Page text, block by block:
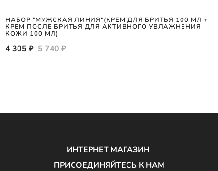
НАБОР "МУЖСКАЯ ЛИНИЯ"(КРЕМ ДЛЯ БРИТЬЯ 100 МЛ +
КРЕМ ПОСЛЕ БРИТЬЯ ДЛЯ АКТИВНОГО УВЛАЖНЕНИЯ
КОЖИ 100 МЛ)
4 305 ₽ 5 740 ₽
ИНТЕРНЕТ МАГАЗИН
ПРИСОЕДИНЯЙТЕСЬ К НАМ